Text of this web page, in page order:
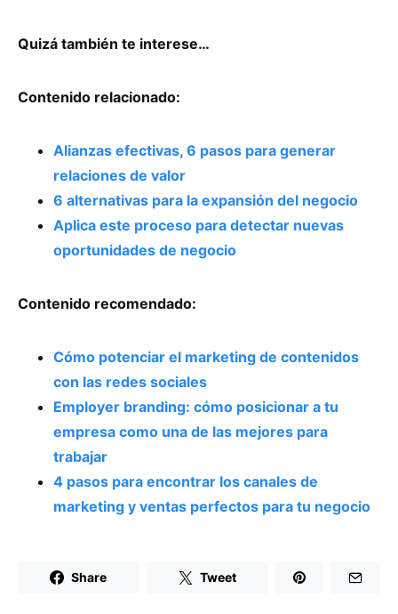
Quizá también te interese…
Contenido relacionado:
Alianzas efectivas, 6 pasos para generar
relaciones de valor
6 alternativas para la expansión del negocio
Aplica este proceso para detectar nuevas
oportunidades de negocio
Contenido recomendado:
Cómo potenciar el marketing de contenidos
con las redes sociales
Employer branding: cómo posicionar a tu
empresa como una de las mejores para
trabajar
4 pasos para encontrar los canales de
marketing y ventas perfectos para tu negocio
Share Tweet